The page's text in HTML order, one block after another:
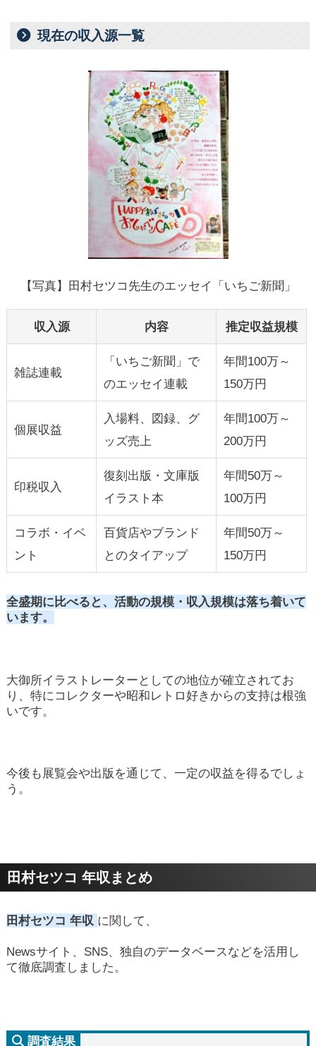
現在の収入源一覧
【写真】田村セツコ先生のエッセイ「いちご新聞」
収入源 内容 推定収益規模
雑誌連載
「いちご新聞」で
のエッセイ連載
年間100万～
150万円
個展収益
入場料、図録、グ
ッズ売上
年間100万～
200万円
印税収入
復刻出版・文庫版
イラスト本
年間50万～
100万円
コラボ・イベ
ント
百貨店やブランド
とのタイアップ
年間50万～
150万円
全盛期に比べると、活動の規模・収入規模は落ち着いて
います。
大御所イラストレーターとしての地位が確立されてお
り、特にコレクターや昭和レトロ好きからの支持は根強
いです。
今後も展覧会や出版を通じて、一定の収益を得るでしょ
う。
田村セツコ 年収まとめ
田村セツコ 年収 に関して、
Newsサイト、SNS、独自のデータベースなどを活用し
て徹底調査しました。
調査結果